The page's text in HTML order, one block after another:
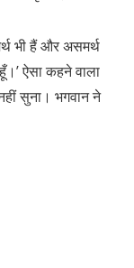
भी हैं और असमर्थ
ऐसा कहने वाला
सुना। भगवान ने